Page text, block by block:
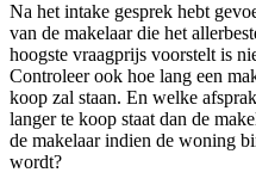
Na het intake gesprek hebt
van de makelaar die het
hoogste vraagprijs voorstelt is
Controleer ook hoe lang een
koop zal staan. En welke
langer te koop staat dan de
de makelaar indien de woning
wordt?